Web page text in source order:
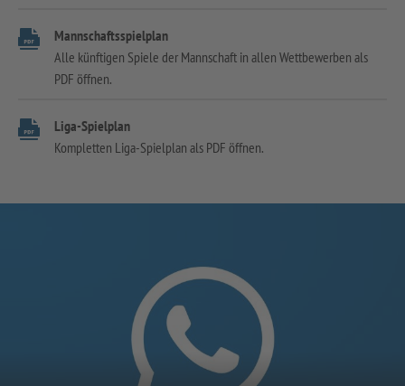
Mannschaftsspielplan
Alle künftigen Spiele der Mannschaft in allen Wettbewerben als
PDF öffnen.
Liga-Spielplan
Kompletten Liga-Spielplan als PDF öffnen.